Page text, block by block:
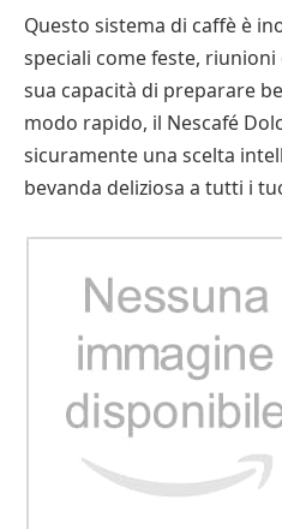
Questo sistema di caffè è
speciali come feste,
sua capacità di preparare
modo rapido, il Nescafé
sicuramente una scelta
bevanda deliziosa a tutti i